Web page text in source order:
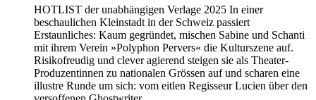
HOTLIST der unabhängigen Verlage 2025 In einer
beschaulichen Kleinstadt in der Schweiz passiert
Erstaunliches: Kaum gegründet, mischen Sabine und Schanti
mit ihrem Verein »Polyphon Pervers« die Kulturszene auf.
Risikofreudig und clever agierend steigen sie als Theater-
Produzentinnen zu nationalen Grössen auf und scharen eine
illustre Runde um sich: vom eitlen Regisseur Lucien über den